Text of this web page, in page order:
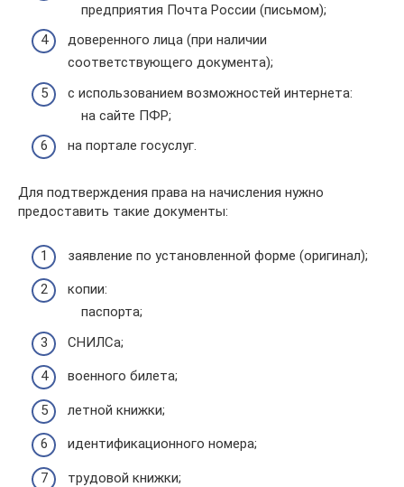
предприятия Почта России (письмом);
доверенного лица (при наличии
соответствующего документа);
с использованием возможностей интернета:
на сайте ПФР;
на портале госуслуг.
Для подтверждения права на начисления нужно
предоставить такие документы:
заявление по установленной форме (оригинал);
копии:
паспорта;
СНИЛСа;
военного билета;
летной книжки;
идентификационного номера;
трудовой книжки;